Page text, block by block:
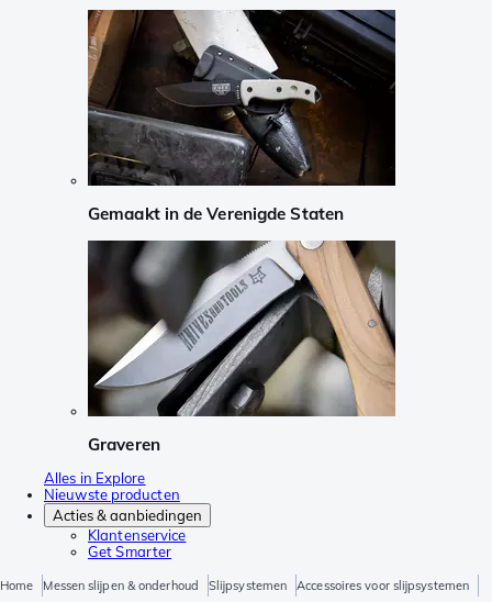
Gemaakt in de Verenigde Staten
Graveren
Alles in Explore
Nieuwste producten
Acties & aanbiedingen
Klantenservice
Get Smarter
Home Messen slijpen & onderhoud Slijpsystemen
Accessoires voor slijpsystemen